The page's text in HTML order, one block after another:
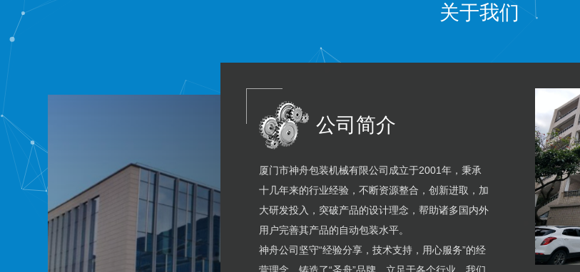
关于我们
公司简介
厦门市神舟包装机械有限公司成立于2001年，秉承
十几年来的行业经验，不断资源整合，创新进取，加
大研发投入，突破产品的设计理念，帮助诸多国内外
用户完善其产品的自动包装水平。
神舟公司坚守“经验分享，技术支持，用心服务”的经